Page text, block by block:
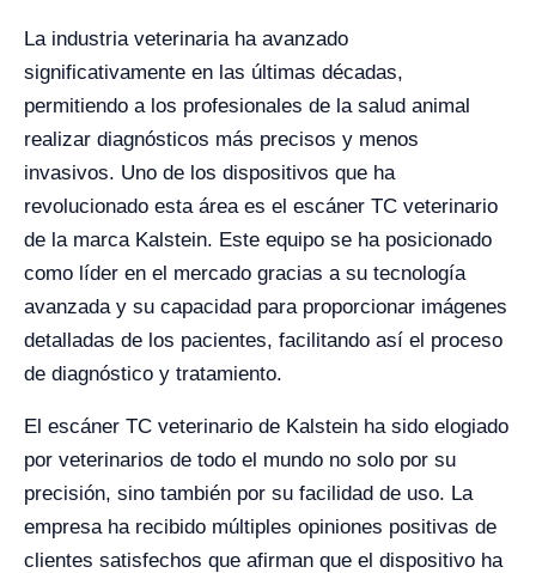
La industria veterinaria ha avanzado
significativamente en las últimas décadas,
permitiendo a los profesionales de la salud animal
realizar diagnósticos más precisos y menos
invasivos. Uno de los dispositivos que ha
revolucionado esta área es el escáner TC veterinario
de la marca Kalstein. Este equipo se ha posicionado
como líder en el mercado gracias a su tecnología
avanzada y su capacidad para proporcionar imágenes
detalladas de los pacientes, facilitando así el proceso
de diagnóstico y tratamiento.
El escáner TC veterinario de Kalstein ha sido elogiado
por veterinarios de todo el mundo no solo por su
precisión, sino también por su facilidad de uso. La
empresa ha recibido múltiples opiniones positivas de
clientes satisfechos que afirman que el dispositivo ha